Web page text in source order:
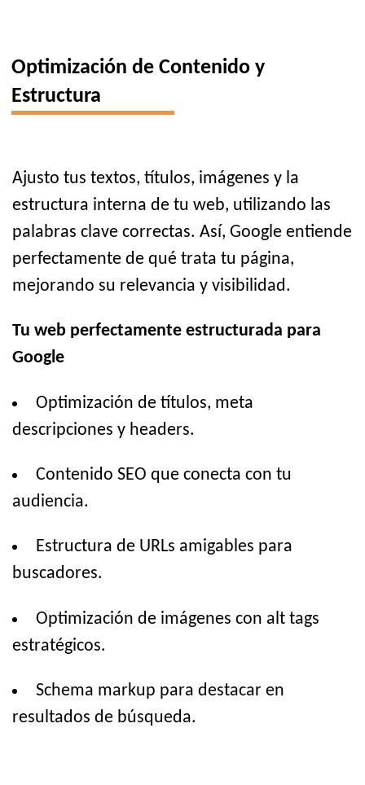
Optimización de Contenido y
Estructura
Ajusto tus textos, títulos, imágenes y la
estructura interna de tu web, utilizando las
palabras clave correctas. Así, Google entiende
perfectamente de qué trata tu página,
mejorando su relevancia y visibilidad.
Tu web perfectamente estructurada para
Google
Optimización de títulos, meta
descripciones y headers.
Contenido SEO que conecta con tu
audiencia.
Estructura de URLs amigables para
buscadores.
Optimización de imágenes con alt tags
estratégicos.
Schema markup para destacar en
resultados de búsqueda.